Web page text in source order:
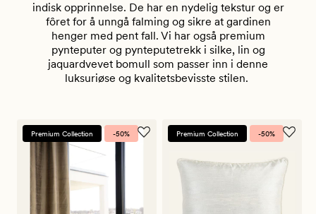
indisk opprinnelse. De har en nydelig tekstur og er
fôret for å unngå falming og sikre at gardinen
henger med pent fall. Vi har også premium
pynteputer og pynteputetrekk i silke, lin og
jaquardvevet bomull som passer inn i denne
luksuriøse og kvalitetsbevisste stilen.
Premium Collection -50% Premium Collection -50%